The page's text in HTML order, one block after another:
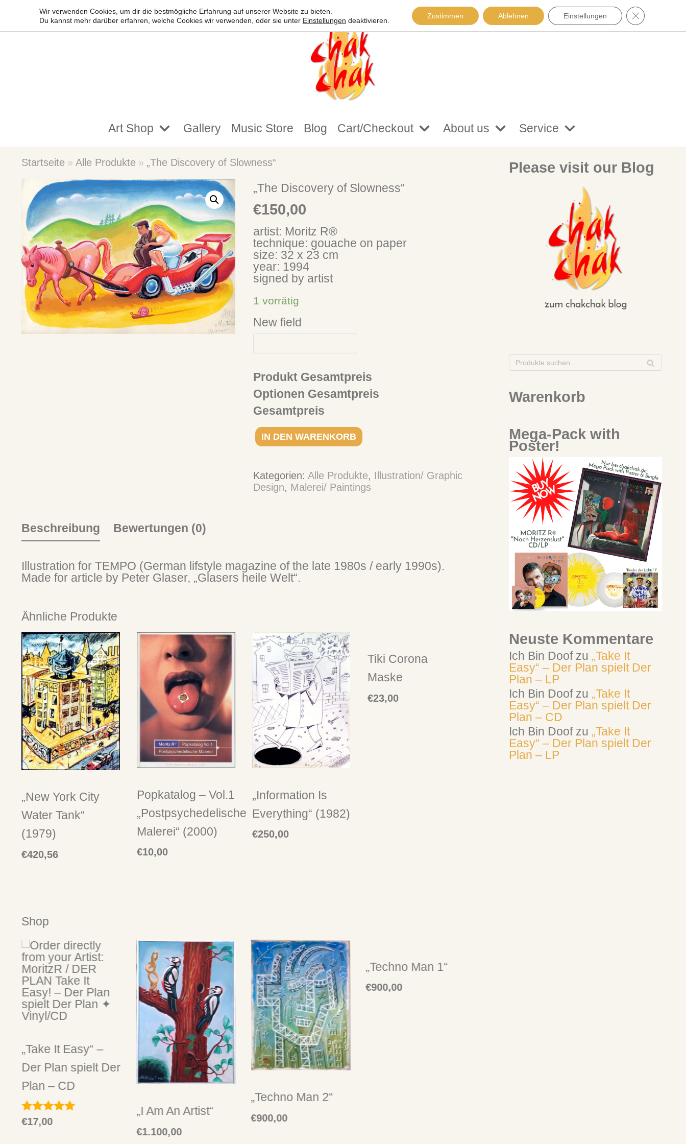
Art Shop Gallery Music Store Blog Cart/Checkout About us Service
Startseite » Alle Produkte » „The Discovery of Slowness“
„The Discovery of Slowness“
€150,00
artist: Moritz R®
technique: gouache on paper
size: 32 x 23 cm
year: 1994
signed by artist
1 vorrätig
New field
Produkt Gesamtpreis
Optionen Gesamtpreis
Gesamtpreis
IN DEN WARENKORB
Kategorien:Alle Produkte, Illustration/ Graphic
Design, Malerei/ Paintings
Beschreibung Bewertungen (0)
Illustration for TEMPO (German lifstyle magazine of the late 1980s / early 1990s).
Made for article by Peter Glaser, „Glasers heile Welt“.
Ähnliche Produkte
„New York City
Water Tank“
(1979)
€420,56
Popkatalog – Vol.1
„Postpsychedelische
Malerei“ (2000)
€10,00
„Information Is
Everything“ (1982)
€250,00
Tiki Corona
Maske
€23,00
Shop
„Take It Easy“ –
Der Plan spielt Der
Plan – CD
Bewertet mit
€17,00
„I Am An Artist“
€1.100,00
„Techno Man 2“
€900,00
„Techno Man 1“
€900,00
Please visit our Blog
S
Warenkorb
Mega-Pack with
Poster!
Neuste Kommentare
Ich Bin Doofzu „Take It
Easy“ – Der Plan spielt Der
Plan – LP
Ich Bin Doofzu „Take It
Easy“ – Der Plan spielt Der
Plan – CD
Ich Bin Doofzu „Take It
Easy“ – Der Plan spielt Der
Plan – LP
Wir verwenden Cookies, um dir die bestmögliche Erfahrung auf unserer Website zu bieten.
Du kannst mehr darüber erfahren, welche Cookies wir verwenden, oder sie unter Einstellungen deaktivieren.
Zustimmen Ablehnen Einstellungen GDPR